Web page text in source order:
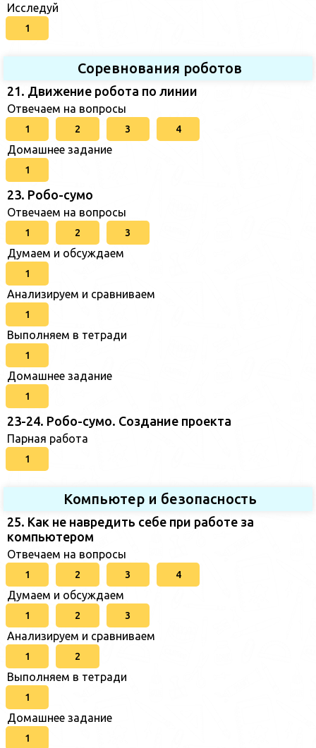
Исследуй
1
Соревнования роботов
21. Движение робота по линии
Отвечаем на вопросы
1 2 3 4
Домашнее задание
1
23. Робо-сумо
Отвечаем на вопросы
1 2 3
Думаем и обсуждаем
1
Анализируем и сравниваем
1
Выполняем в тетради
1
Домашнее задание
1
23-24. Робо-сумо. Создание проекта
Парная работа
1
Компьютер и безопасность
25. Как не навредить себе при работе за
компьютером
Отвечаем на вопросы
1 2 3 4
Думаем и обсуждаем
1 2 3
Анализируем и сравниваем
1 2
Выполняем в тетради
1
Домашнее задание
1